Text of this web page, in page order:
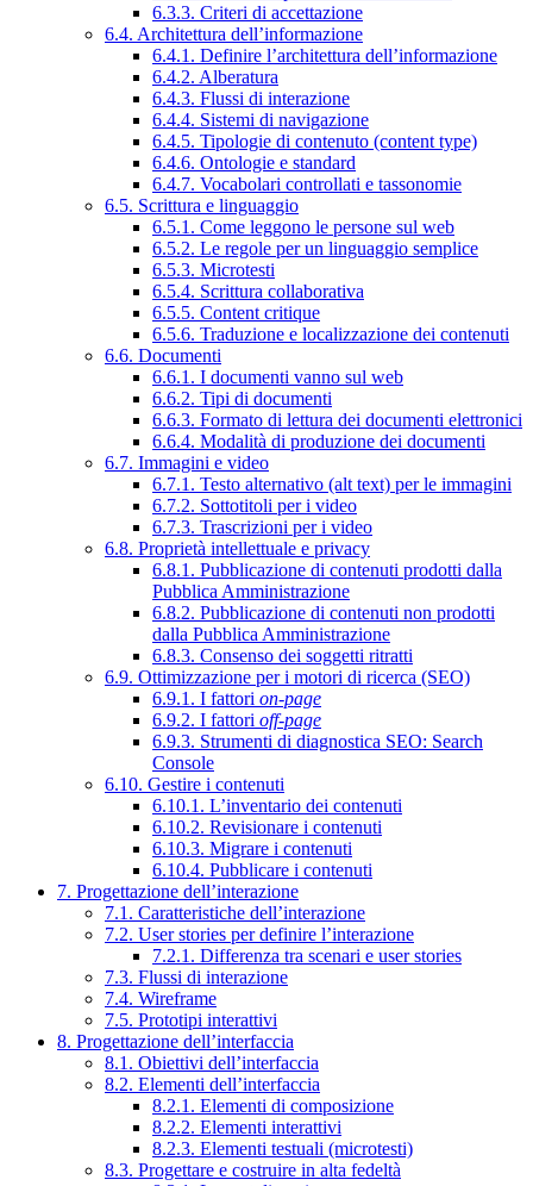
6.3.3. Criteri di accettazione
6.4. Architettura dell’informazione
6.4.1. Definire l’architettura dell’informazione
6.4.2. Alberatura
6.4.3. Flussi di interazione
6.4.4. Sistemi di navigazione
6.4.5. Tipologie di contenuto (content type)
6.4.6. Ontologie e standard
6.4.7. Vocabolari controllati e tassonomie
6.5. Scrittura e linguaggio
6.5.1. Come leggono le persone sul web
6.5.2. Le regole per un linguaggio semplice
6.5.3. Microtesti
6.5.4. Scrittura collaborativa
6.5.5. Content critique
6.5.6. Traduzione e localizzazione dei contenuti
6.6. Documenti
6.6.1. I documenti vanno sul web
6.6.2. Tipi di documenti
6.6.3. Formato di lettura dei documenti elettronici
6.6.4. Modalità di produzione dei documenti
6.7. Immagini e video
6.7.1. Testo alternativo (alt text) per le immagini
6.7.2. Sottotitoli per i video
6.7.3. Trascrizioni per i video
6.8. Proprietà intellettuale e privacy
6.8.1. Pubblicazione di contenuti prodotti dalla
Pubblica Amministrazione
6.8.2. Pubblicazione di contenuti non prodotti
dalla Pubblica Amministrazione
6.8.3. Consenso dei soggetti ritratti
6.9. Ottimizzazione per i motori di ricerca (SEO)
6.9.1. I fattori on-page
6.9.2. I fattori off-page
6.9.3. Strumenti di diagnostica SEO: Search
Console
6.10. Gestire i contenuti
6.10.1. L’inventario dei contenuti
6.10.2. Revisionare i contenuti
6.10.3. Migrare i contenuti
6.10.4. Pubblicare i contenuti
7. Progettazione dell’interazione
7.1. Caratteristiche dell’interazione
7.2. User stories per definire l’interazione
7.2.1. Differenza tra scenari e user stories
7.3. Flussi di interazione
7.4. Wireframe
7.5. Prototipi interattivi
8. Progettazione dell’interfaccia
8.1. Obiettivi dell’interfaccia
8.2. Elementi dell’interfaccia
8.2.1. Elementi di composizione
8.2.2. Elementi interattivi
8.2.3. Elementi testuali (microtesti)
8.3. Progettare e costruire in alta fedeltà